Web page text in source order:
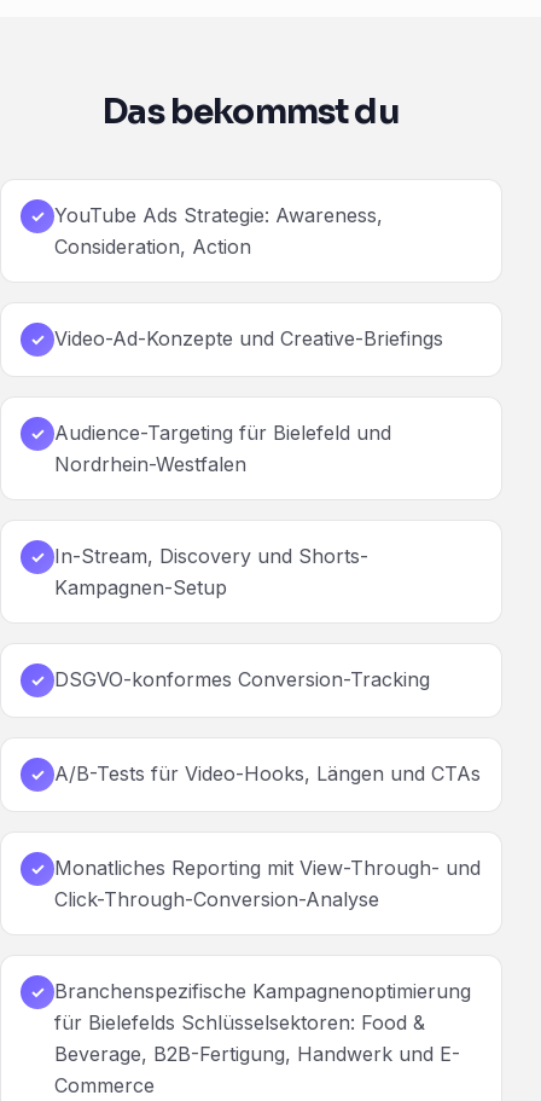
Das bekommst du
✓ YouTube Ads Strategie: Awareness,
Consideration, Action
✓ Video-Ad-Konzepte und Creative-Briefings
✓ Audience-Targeting für Bielefeld und
Nordrhein-Westfalen
✓ In-Stream, Discovery und Shorts-
Kampagnen-Setup
✓ DSGVO-konformes Conversion-Tracking
✓ A/B-Tests für Video-Hooks, Längen und CTAs
✓ Monatliches Reporting mit View-Through- und
Click-Through-Conversion-Analyse
✓ Branchenspezifische Kampagnenoptimierung
für Bielefelds Schlüsselsektoren: Food &
Beverage, B2B-Fertigung, Handwerk und E-
Commerce